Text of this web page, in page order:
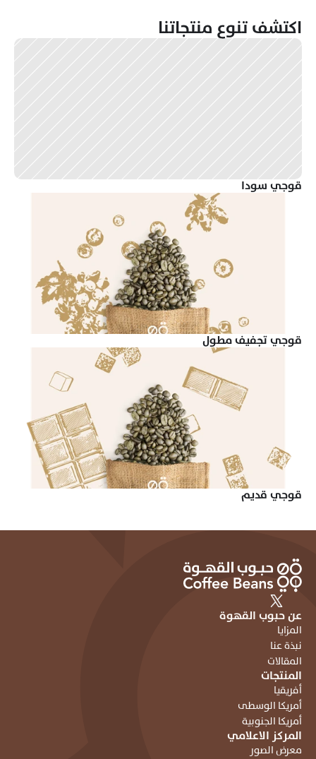
اكتشف تنوع منتجاتنا
قوجي سودا
قوجي تجفيف مطول
قوجي قديم
المركز الاعلامي
معرض الصور
المنتجات
أفريقيا
أمريكا الوسطى
أمريكا الجنوبية
عن حبوب القهوة
المزايا
نبذة عنا
المقالات